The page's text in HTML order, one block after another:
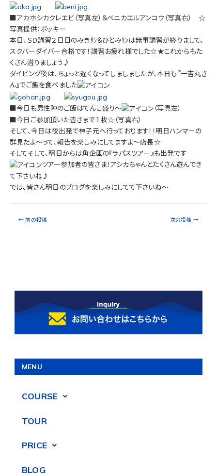
■アカホシカクレエビ（写真左）＆ベニカエルアンコウ（写真右） ☆
写真提供：ポッキー
本日、ＳＤ講習２日目のみきｻﾝ＆ひとみｻﾝは無事講習が終りまして、
スクバーダイバー合格です！講習お疲れ様でした☆★これからもた
くさん潜りましょう♪
ダイビング後は、ちょっと遅くなってしましましたが、本日も『一吉丸さ
ん』でご飯を食べました
■今日も男性陣のご飯はてんこ盛り～
（写真左）
■今日ご参加頂いた皆さまで１枚☆（写真右）
そして、今日は夜出発で神子元へ行っております！！明日ハンマーの
群見たよ～って、報告を楽しみにしてますよ～店長☆
そしてそして、明日からは角企画の『ラパスツアー』も出発です
ツアー参加者の皆さま！アシカちゃんとたくさん遊んでき
て下さいね♪
では、皆さん明日のブログを楽しみにしてて下さいね～
← 前の投稿 次の投稿 →
MENU
COURSE
TOUR
PRICE
BLOG